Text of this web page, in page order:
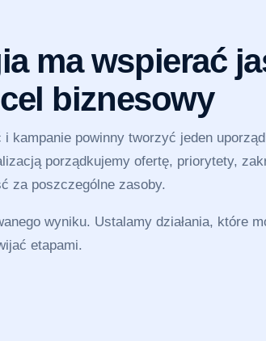
ma wspierać
biznesowy
kampanie powinny tworzyć jeden
porządkujemy ofertę, priorytety,
za poszczególne zasoby.
wyniku. Ustalamy działania, które
etapami.